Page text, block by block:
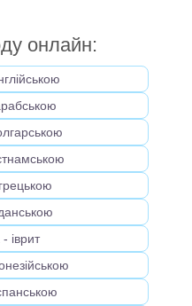
онлайн:
іврит